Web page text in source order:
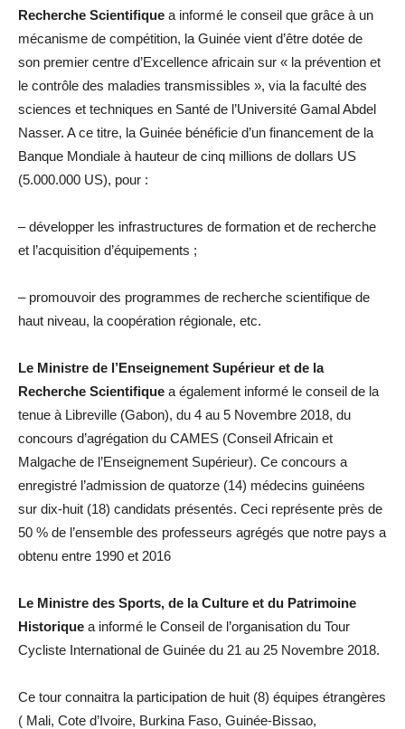
Recherche Scientifique a informé le conseil que grâce à un
mécanisme de compétition, la Guinée vient d’être dotée de
son premier centre d’Excellence africain sur « la prévention et
le contrôle des maladies transmissibles », via la faculté des
sciences et techniques en Santé de l’Université Gamal Abdel
Nasser. A ce titre, la Guinée bénéficie d’un financement de la
Banque Mondiale à hauteur de cinq millions de dollars US
(5.000.000 US), pour :
– développer les infrastructures de formation et de recherche
et l’acquisition d’équipements ;
– promouvoir des programmes de recherche scientifique de
haut niveau, la coopération régionale, etc.
Le Ministre de l’Enseignement Supérieur et de la
Recherche Scientifique a également informé le conseil de la
tenue à Libreville (Gabon), du 4 au 5 Novembre 2018, du
concours d’agrégation du CAMES (Conseil Africain et
Malgache de l’Enseignement Supérieur). Ce concours a
enregistré l’admission de quatorze (14) médecins guinéens
sur dix-huit (18) candidats présentés. Ceci représente près de
50 % de l’ensemble des professeurs agrégés que notre pays a
obtenu entre 1990 et 2016
Le Ministre des Sports, de la Culture et du Patrimoine
Historique a informé le Conseil de l’organisation du Tour
Cycliste International de Guinée du 21 au 25 Novembre 2018.
Ce tour connaitra la participation de huit (8) équipes étrangères
( Mali, Cote d’Ivoire, Burkina Faso, Guinée-Bissao,